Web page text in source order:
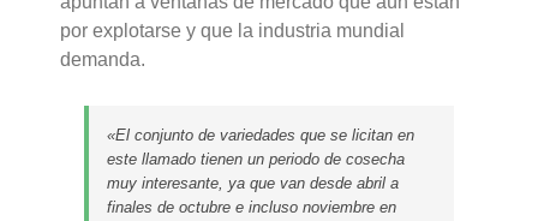
por explotarse y que la industria mundial
demanda.
«El conjunto de variedades que se licitan en
este llamado tienen un periodo de cosecha
muy interesante, ya que van desde abril a
finales de octubre e incluso noviembre en